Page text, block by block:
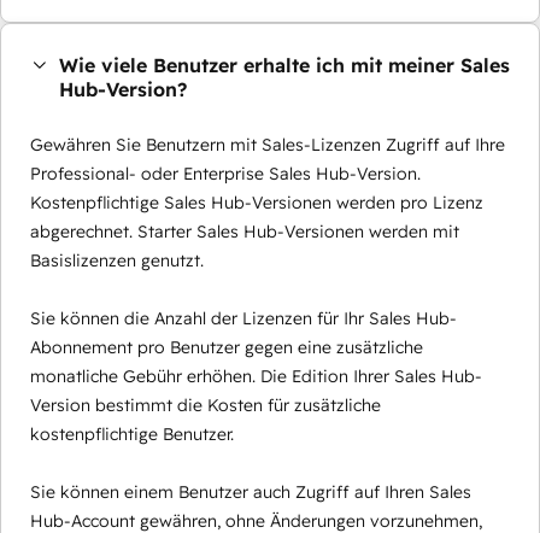
Wie viele Benutzer erhalte ich mit meiner Sales
Hub-Version?
Gewähren Sie Benutzern mit Sales-Lizenzen Zugriff auf Ihre
Professional- oder Enterprise Sales Hub-Version.
Kostenpflichtige Sales Hub-Versionen werden pro Lizenz
abgerechnet. Starter Sales Hub-Versionen werden mit
Basislizenzen genutzt.
Sie können die Anzahl der Lizenzen für Ihr Sales Hub-
Abonnement pro Benutzer gegen eine zusätzliche
monatliche Gebühr erhöhen. Die Edition Ihrer Sales Hub-
Version bestimmt die Kosten für zusätzliche
kostenpflichtige Benutzer.
Sie können einem Benutzer auch Zugriff auf Ihren Sales
Hub-Account gewähren, ohne Änderungen vorzunehmen,